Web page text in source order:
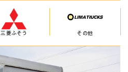
三菱ふそう その他